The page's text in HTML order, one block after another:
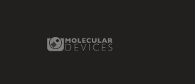
Molecular Devices Link